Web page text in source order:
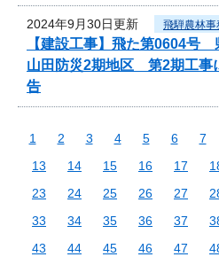
2024年9月30日更新 飛騨農林事
【建設工事】飛た第0604号
山田防災2期地区 第2期工事
告
1 2 3 4 5 6 7
13
14 15 16 17
23
24 25 26 27
33
34 35 36 37
43
44 45 46 47